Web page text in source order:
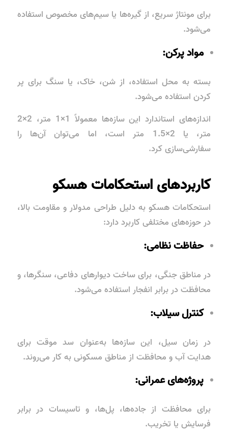
برای مونتاژ سریع، از گیره‌ها یا سیم‌های مخصوص استفاده
می‌شود.
مواد پرکن:
بسته به محل استفاده، از شن، خاک، یا سنگ برای پر
کردن استفاده می‌شود.
اندازه‌های استاندارد این سازه‌ها معمولاً 1×1 متر، 2×2
متر، یا 2×1.5 متر است، اما می‌توان آن‌ها را
سفارشی‌سازی کرد.
کاربردهای استحکامات هسکو
استحکامات هسکو به دلیل طراحی مدولار و مقاومت بالا،
در حوزه‌های مختلفی کاربرد دارد:
حفاظت نظامی:
در مناطق جنگی، برای ساخت دیوارهای دفاعی، سنگرها، و
محافظت در برابر انفجار استفاده می‌شود.
کنترل سیلاب:
در زمان سیل، این سازه‌ها به‌عنوان سد موقت برای
هدایت آب و محافظت از مناطق مسکونی به کار می‌روند.
پروژه‌های عمرانی:
برای محافظت از جاده‌ها، پل‌ها، و تاسیسات در برابر
فرسایش یا تخریب.